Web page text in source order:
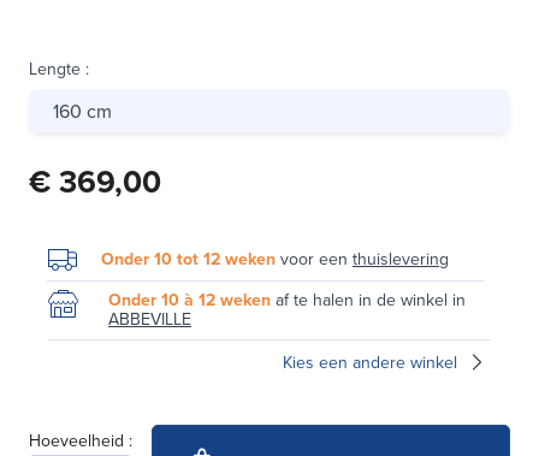
Lengte :
160 cm
€ 369,00
Onder 10 tot 12 weken voor een thuislevering
Onder 10 à 12 weken af te halen in de winkel in
ABBEVILLE
Kies een andere winkel
Hoeveelheid :